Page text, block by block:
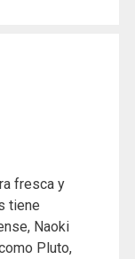
fresca y
tiene
Naoki
Pluto,